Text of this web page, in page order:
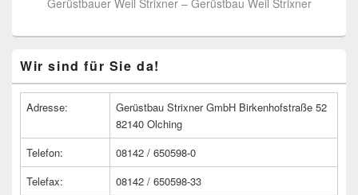
Gerüstbauer Weil Strixner – Gerüstbau Weil Strixner
Seitenleisten
Widget-
Wir sind für Sie da!
Adresse:
Gerüstbau Strixner GmbH Birkenhofstraße 52
82140 Olching
Telefon:
08142 / 650598-0
Telefax:
08142 / 650598-33